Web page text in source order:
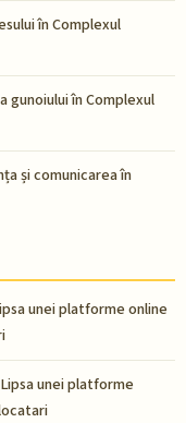
în Complexul
gunoiului în Complexul
și comunicarea în
unei platforme online
unei platforme